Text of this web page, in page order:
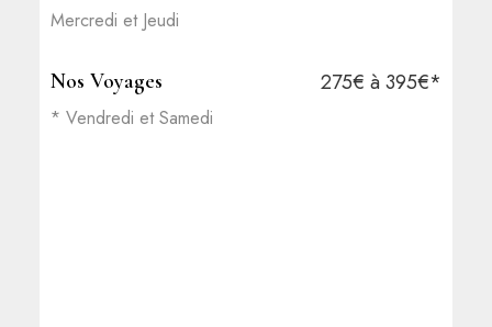
Mercredi et Jeudi
Nos Voyages 275€ à 395€*
* Vendredi et Samedi